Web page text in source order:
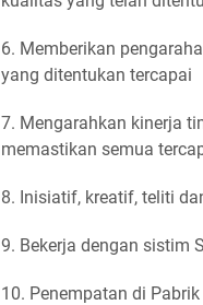
6. Memberikan
yang ditentukan tercapai
7. Mengarahkan kinerja
memastikan semua
8. Inisiatif, kreatif, teliti
9. Bekerja dengan sistim
10. Penempatan di